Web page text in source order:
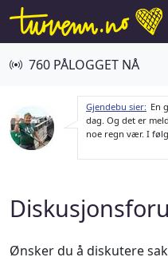
760 PÅLOGGET NÅ
Gjendebu sier: En
dag. Og det er
noe regn vær. I
Ønsker du å diskutere